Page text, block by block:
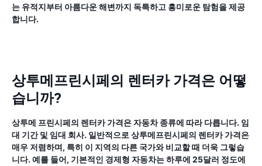
는 유적지부터 아름다운 해변까지 독특하고 흥미로운 탐험을 제공
합니다.
상투메프린시페의 렌터카 가격은 어떻
습니까?
상투메 프린시페의 렌터카 가격은 자동차 종류에 따라 다릅니다. 임
대 기간 및 임대 회사. 일반적으로 상투메프린시페의 렌터카 가격은
매우 저렴하며, 특히 이 지역의 다른 국가와 비교할 때 더욱 그렇습
니다. 예를 들어, 기본적인 경제형 자동차는 하루에 25달러 정도에